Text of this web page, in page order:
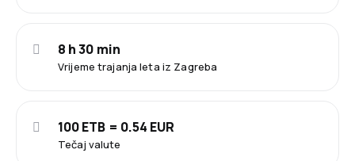
Vrijeme trajanja leta iz Zagreba
8 h 30 min
Tečaj valute
100 ETB = 0.54 EUR